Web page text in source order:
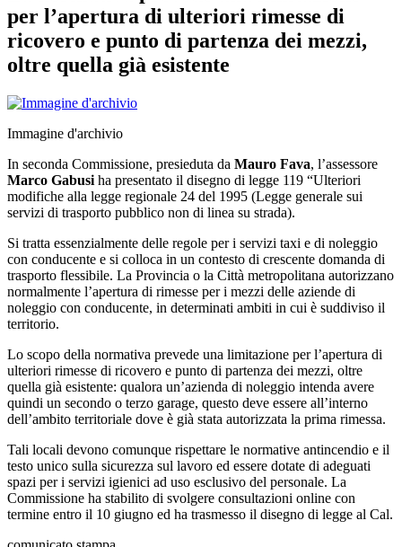
per l’apertura di ulteriori rimesse di
ricovero e punto di partenza dei mezzi,
oltre quella già esistente
Immagine d'archivio
In seconda Commissione, presieduta da Mauro Fava, l’assessore
Marco Gabusi ha presentato il disegno di legge 119 “Ulteriori
modifiche alla legge regionale 24 del 1995 (Legge generale sui
servizi di trasporto pubblico non di linea su strada).
Si tratta essenzialmente delle regole per i servizi taxi e di noleggio
con conducente e si colloca in un contesto di crescente domanda di
trasporto flessibile. La Provincia o la Città metropolitana autorizzano
normalmente l’apertura di rimesse per i mezzi delle aziende di
noleggio con conducente, in determinati ambiti in cui è suddiviso il
territorio.
Lo scopo della normativa prevede una limitazione per l’apertura di
ulteriori rimesse di ricovero e punto di partenza dei mezzi, oltre
quella già esistente: qualora un’azienda di noleggio intenda avere
quindi un secondo o terzo garage, questo deve essere all’interno
dell’ambito territoriale dove è già stata autorizzata la prima rimessa.
Tali locali devono comunque rispettare le normative antincendio e il
testo unico sulla sicurezza sul lavoro ed essere dotate di adeguati
spazi per i servizi igienici ad uso esclusivo del personale. La
Commissione ha stabilito di svolgere consultazioni online con
termine entro il 10 giugno ed ha trasmesso il disegno di legge al Cal.